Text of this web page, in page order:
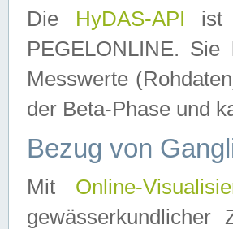
Die HyDAS-API ist
PEGELONLINE.
Messwerte
der Beta-Phase und
Bezug von
Mit Online-
gewässerkundlicher